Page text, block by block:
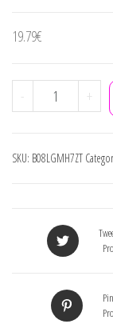
19.79€
-
Présent
Pendentif
Animal
Pendiente
Del
Estilo
Dragón
+
SKU: B08LGMH7ZT